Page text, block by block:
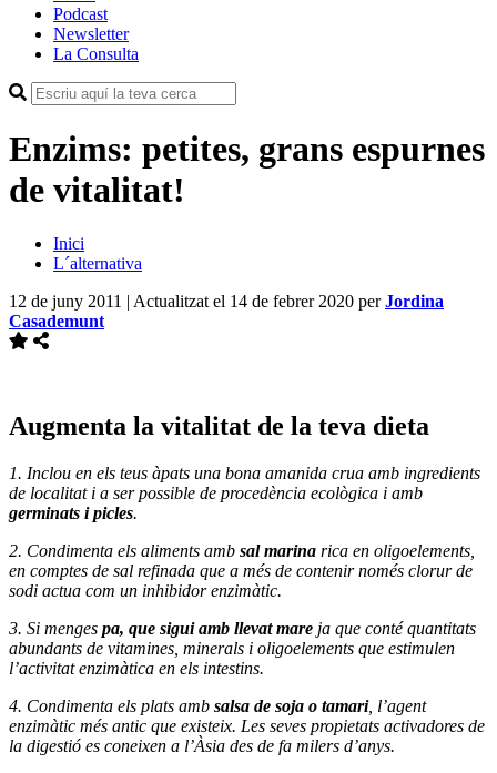
Podcast
Newsletter
La Consulta
Enzims: petites, grans espurnes
de vitalitat!
Inici
L´alternativa
12 de juny 2011 | Actualitzat el 14 de febrer 2020 perJordina
Casademunt
Augmenta la vitalitat de la teva dieta
1. Inclou en els teus àpats una bona amanida crua amb ingredients
de localitat i a ser possible de procedència ecològica i amb
germinats i picles.
2. Condimenta els aliments amb sal marina rica en oligoelements,
en comptes de sal refinada que a més de contenir només clorur de
sodi actua com un inhibidor enzimàtic.
3. Si menges pa, que sigui amb llevat mare ja que conté quantitats
abundants de vitamines, minerals i oligoelements que estimulen
l’activitat enzimàtica en els intestins.
4. Condimenta els plats amb salsa de soja o tamari, l’agent
enzimàtic més antic que existeix. Les seves propietats activadores de
la digestió es coneixen a l’Àsia des de fa milers d’anys.